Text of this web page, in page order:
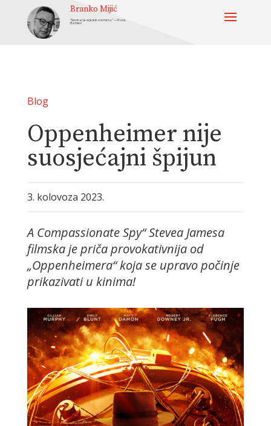
Branko Mijić
“Novinar je svjedok vremena” — Frane
Barbieri
Blog
Oppenheimer nije
suosjećajni špijun
3. kolovoza 2023.
A Compassionate Spy“ Stevea Jamesa
filmska je priča provokativnija od
„Oppenheimera“ koja se upravo počinje
prikazivati u kinima!